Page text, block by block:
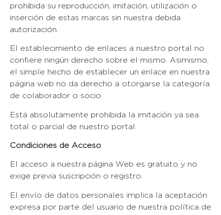
prohibida su reproducción, imitación, utilización o
inserción de estas marcas sin nuestra debida
autorización.
El establecimiento de enlaces a nuestro portal no
confiere ningún derecho sobre el mismo. Asimismo,
el simple hecho de establecer un enlace en nuestra
página web no da derecho a otorgarse la categoría
de colaborador o socio.
Está absolutamente prohibida la imitación ya sea
total o parcial de nuestro portal.
Condiciones de Acceso
El acceso a nuestra página Web es gratuito y no
exige previa suscripción o registro.
El envío de datos personales implica la aceptación
expresa por parte del usuario de nuestra política de